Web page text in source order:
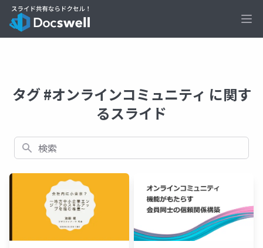
タグ #オンラインコミュニティ に関す
るスライド
検索